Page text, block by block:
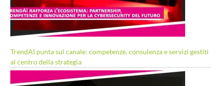
TrendAI punta sul canale: competenze, consulenza e servizi gestiti
al centro della strategia